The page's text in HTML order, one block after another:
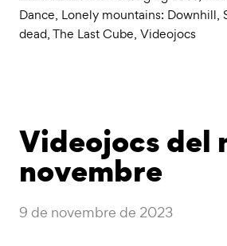
Dance, Lonely mountains: Downhill,
dead,The Last Cube, Videojocs
Videojocs del
novembre
9 de novembre de 2023